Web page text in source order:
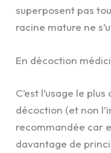
superposent pas
racine mature ne
En décoction
C’est l’usage le
décoction (et non
recommandée car
davantage de